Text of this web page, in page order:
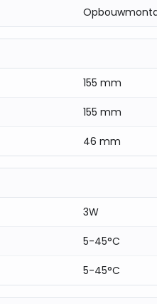
155 mm
155 mm
46 mm
3W
5-45°C
5-45°C